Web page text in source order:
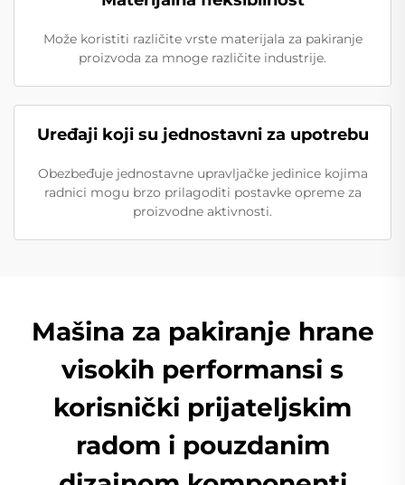
Može koristiti različite vrste materijala za pakiranje
proizvoda za mnoge različite industrije.
Uređaji koji su jednostavni za upotrebu
Obezbeđuje jednostavne upravljačke jedinice kojima
radnici mogu brzo prilagoditi postavke opreme za
proizvodne aktivnosti.
Mašina za pakiranje hrane
visokih performansi s
korisnički prijateljskim
radom i pouzdanim